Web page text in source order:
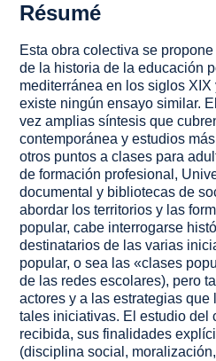
Résumé
Esta obra colectiva se
de la historia de la educación
mediterránea en los siglos
existe ningún ensayo similar.
vez amplias síntesis que
contemporánea y estudios
otros puntos a clases para
de formación profesional,
documental y bibliotecas de
abordar los territorios y las
popular, cabe interrogarse
destinatarios de las varias
popular, o sea las «clases
de las redes escolares), pero
actores y a las estrategias
tales iniciativas. El estudio del
recibida, sus finalidades
(disciplina social,